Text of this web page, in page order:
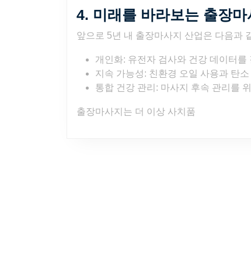
4. 미래를 바라보는 출장
앞으로 5년 내 출장마사지 산업은 다음과
개인화: 유전자 검사와 건강 데이터
지속 가능성: 친환경 오일 사용과 탄
통합 건강 관리: 마사지 후속 관리를
출장마사지는 더 이상 사치품